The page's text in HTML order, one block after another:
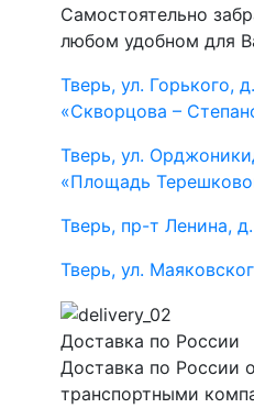
Самостоятельно
любом удобном для
Тверь, ул. Горького,
«Скворцова –
Тверь, ул.
«Площадь
Тверь, пр-т Ленина,
Тверь, ул.
Доставка по России
Доставка по России
транспортными